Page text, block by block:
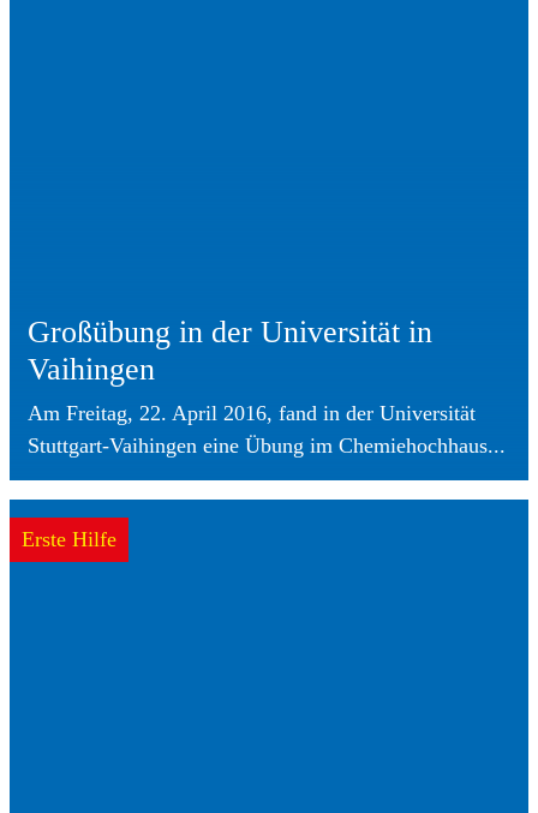
Großübung in der Universität in
Vaihingen
Am Freitag, 22. April 2016, fand in der Universität
Stuttgart-Vaihingen eine Übung im Chemiehochhaus...
Erste Hilfe